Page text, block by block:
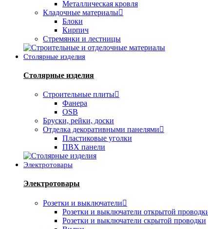
Металлическая кровля
Кладочные материалы
Блоки
Кирпич
Стремянки и лестницы
Столярные изделия
Столярные изделия
Строительные плиты
Фанера
OSB
Бруски, рейки, доски
Отделка декоративными панелями
Пластиковые уголки
ПВХ панели
Электротовары
Электротовары
Розетки и выключатели
Розетки и выключатели открытой
Розетки и выключатели скрытой проводки